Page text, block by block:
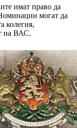
имат право да
могат да
колегия,
на ВАС.